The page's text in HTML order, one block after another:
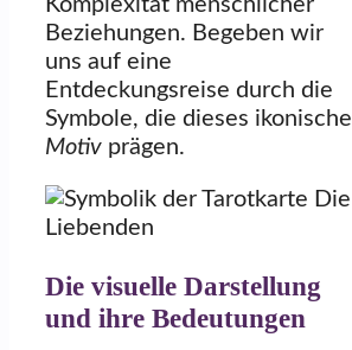
Komplexität menschlicher
Beziehungen. Begeben wir
uns auf eine
Entdeckungsreise durch die
Symbole, die dieses ikonische
Motiv prägen.
Die visuelle Darstellung
und ihre Bedeutungen